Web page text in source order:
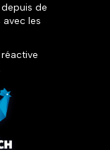
de
les